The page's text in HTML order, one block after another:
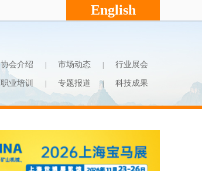
English
协会介绍 市场动态 行业展会
职业培训 专题报道 | 科技成果